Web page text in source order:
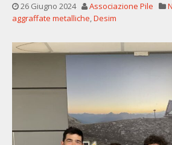
26 Giugno 2024 Associazione Pile
aggraffate metalliche,Desim